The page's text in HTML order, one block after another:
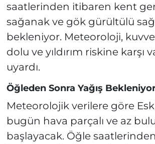
saatlerinden itibaren kent
sağanak ve gök gürültülü
bekleniyor. Meteoroloji,
dolu ve yıldırım riskine karşı
uyardı.
Öğleden Sonra Yağış
Meteorolojik verilere göre
bugün hava parçalı ve az
başlayacak. Öğle